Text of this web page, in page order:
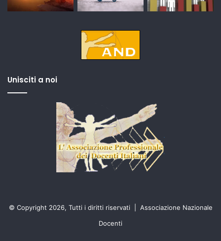
Unisciti a noi
© Copyright 2026, Tutti i diritti riservati | Associazione Nazionale
Docenti